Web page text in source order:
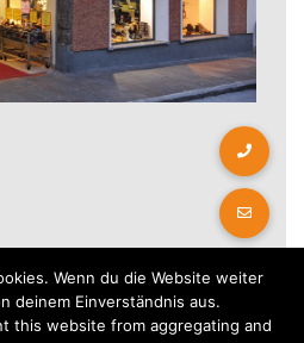
Wenn du die Website weiter
deinem Einverständnis aus.
this website from aggregating and